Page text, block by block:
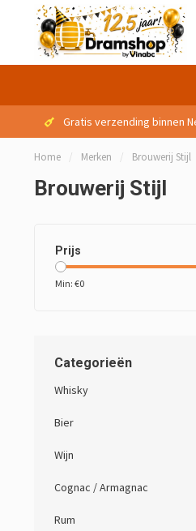
Gratis verzending binnen
Home / Merken / Brouwerij Stijl
Brouwerij Stijl
Prijs
Min: €0
Categorieën
Whisky
Bier
Wijn
Cognac / Armagnac
Rum